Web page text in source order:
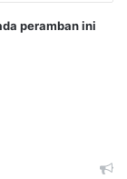
peramban ini